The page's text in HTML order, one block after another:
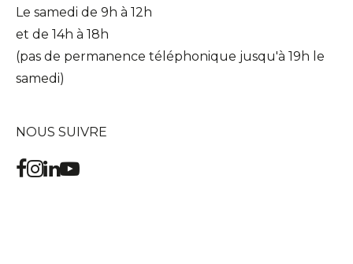
Le samedi de 9h à 12h
et de 14h à 18h
(pas de permanence téléphonique jusqu'à 19h le
samedi)
NOUS SUIVRE